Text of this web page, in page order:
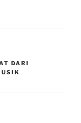
DARI